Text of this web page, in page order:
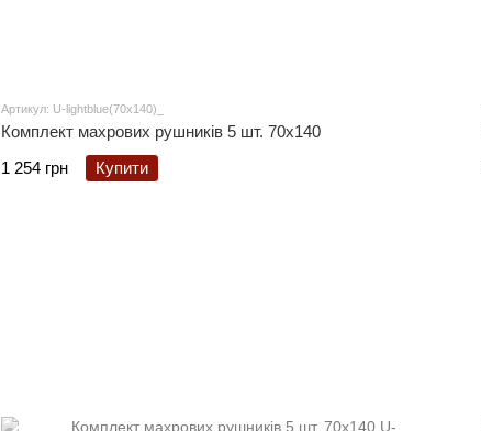
Артикул: U-lightblue(70х140)_
Комплект махрових рушників 5 шт. 70x140
1 254 грн
Купити